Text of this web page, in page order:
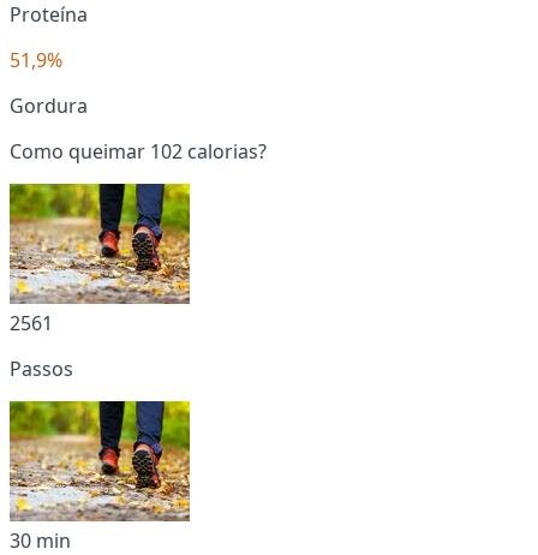
Proteína
51,9%
Gordura
Como queimar 102 calorias?
2561
Passos
30 min